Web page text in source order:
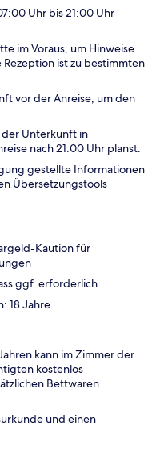
Uhr bis 21:00 Uhr
im Voraus, um Hinweise
ist zu bestimmten
vor der Anreise, um den
der Unterkunft in
nach 21:00 Uhr planst.
gestellte Informationen
Übersetzungstools
Kaution für
ggf. erforderlich
18 Jahre
kann im Zimmer der
kostenlos
Bettwaren
und einen